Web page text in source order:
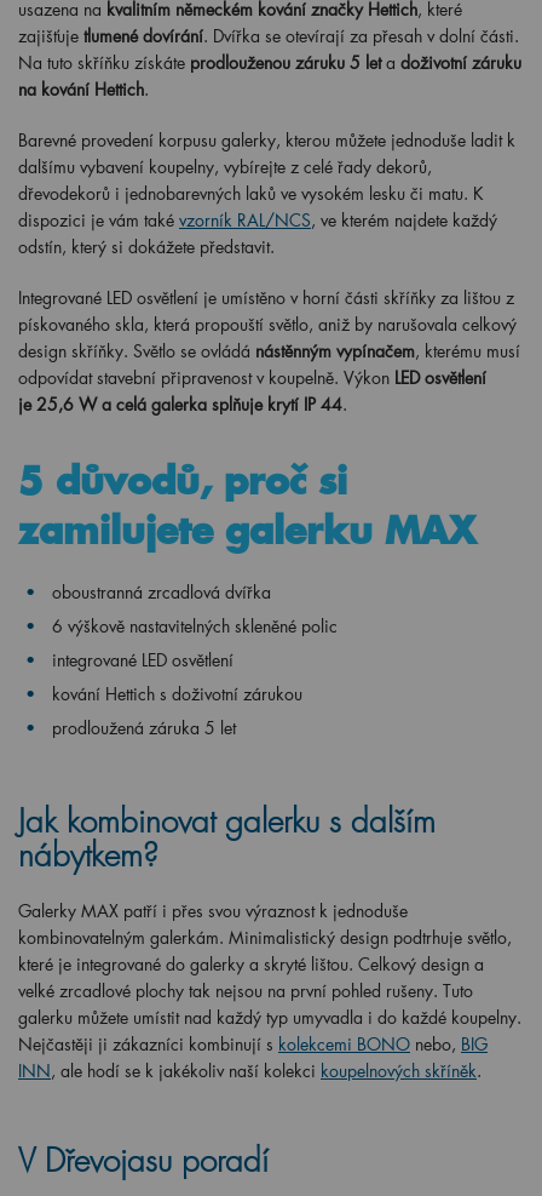
usazena na kvalitním německém kování značky Hettich, které
zajišťuje tlumené dovírání. Dvířka se otevírají za přesah v dolní části.
Na tuto skříňku získáte prodlouženou záruku 5 let a doživotní záruku
na kování Hettich.
Barevné provedení korpusu galerky, kterou můžete jednoduše ladit k
dalšímu vybavení koupelny, vybírejte z celé řady dekorů,
dřevodekorů i jednobarevných laků ve vysokém lesku či matu. K
dispozici je vám také vzorník RAL/NCS, ve kterém najdete každý
odstín, který si dokážete představit.
Integrované LED osvětlení je umístěno v horní části skříňky za lištou z
pískovaného skla, která propouští světlo, aniž by narušovala celkový
design skříňky. Světlo se ovládá nástěnným vypínačem, kterému musí
odpovídat stavební připravenost v koupelně. Výkon LED osvětlení
je 25,6 W a celá galerka splňuje krytí IP 44.
5 důvodů, proč si
zamilujete galerku MAX
oboustranná zrcadlová dvířka
6 výškově nastavitelných skleněné polic
integrované LED osvětlení
kování Hettich s doživotní zárukou
prodloužená záruka 5 let
Jak kombinovat galerku s dalším
nábytkem?
Galerky MAX patří i přes svou výraznost k jednoduše
kombinovatelným galerkám. Minimalistický design podtrhuje světlo,
které je integrované do galerky a skryté lištou. Celkový design a
velké zrcadlové plochy tak nejsou na první pohled rušeny. Tuto
galerku můžete umístit nad každý typ umyvadla i do každé koupelny.
Nejčastěji ji zákazníci kombinují s kolekcemi BONO nebo, BIG
INN, ale hodí se k jakékoliv naší kolekci koupelnových skříněk.
V Dřevojasu poradí